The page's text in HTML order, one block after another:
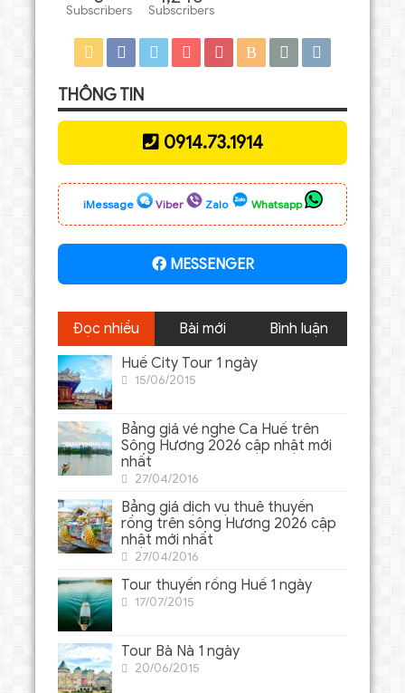
Subscribers Subscribers
THÔNG TIN
0914.73.1914
iMessage Viber Zalo Whatsapp
MESSENGER
Đọc nhiều Bài mới
Bình luận
Huế City Tour 1 ngày
15/06/2015
Bảng giá vé nghe Ca Huế trên
Sông Hương 2026 cập nhật mới
nhất
27/04/2016
Bảng giá dịch vụ thuê thuyền
rồng trên sông Hương 2026 cập
nhật mới nhất
27/04/2016
Tour thuyền rồng Huế 1 ngày
17/07/2015
Tour Bà Nà 1 ngày
20/06/2015